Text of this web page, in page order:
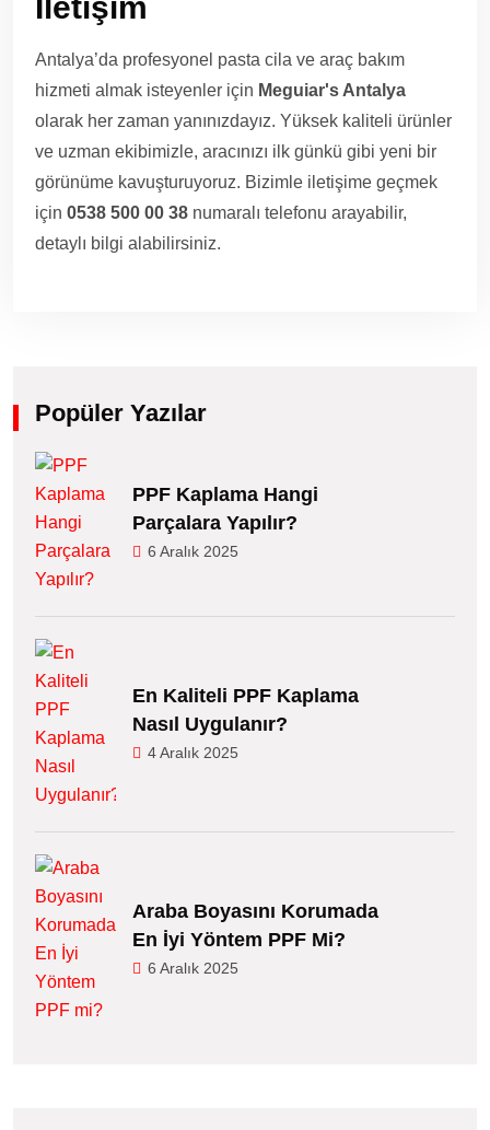
Antalya’da profesyonel pasta cila ve araç bakım
hizmeti almak isteyenler için Meguiar's Antalya
olarak her zaman yanınızdayız. Yüksek kaliteli ürünler
ve uzman ekibimizle, aracınızı ilk günkü gibi yeni bir
görünüme kavuşturuyoruz. Bizimle iletişime geçmek
için 0538 500 00 38 numaralı telefonu arayabilir,
detaylı bilgi alabilirsiniz.
Popüler Yazılar
PPF Kaplama Hangi
Parçalara Yapılır?
6 Aralık 2025
En Kaliteli PPF Kaplama
Nasıl Uygulanır?
4 Aralık 2025
Araba Boyasını Korumada
En İyi Yöntem PPF Mi?
6 Aralık 2025